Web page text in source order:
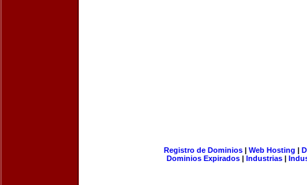
Registro de Dominios| Web Hosting |
Dominios Expirados | Industrias |